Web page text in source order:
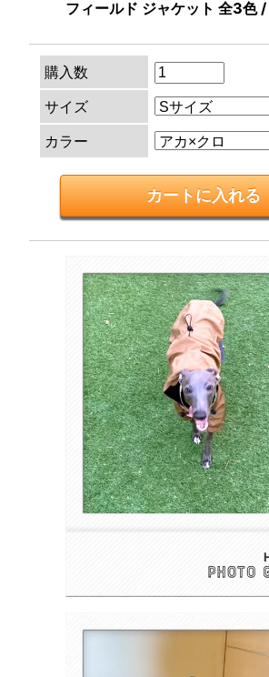
フィールド ジャケット 全3色
購入数
サイズ
カラー